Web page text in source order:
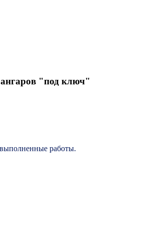
ангаров "под ключ"
работы.